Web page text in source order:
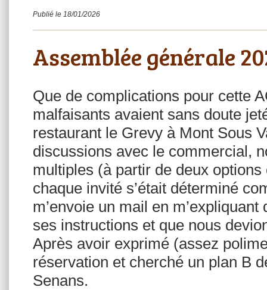
Publié le 18/01/2026
Assemblée générale
Que de complications pour cette
malfaisants avaient sans doute
restaurant le Grevy à Mont Sous
discussions avec le commercial,
multiples (à partir de deux
chaque invité s’était déterminé
m’envoie un mail en
ses instructions et que nous
Après avoir exprimé (assez
réservation et cherché un plan B
Senans.